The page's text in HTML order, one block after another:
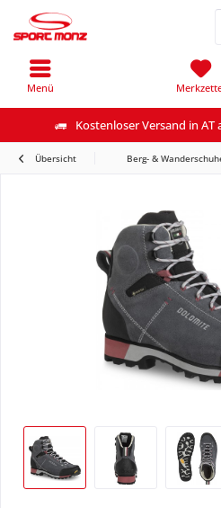
Kostenloser Versand in AT
Menü
Übersicht Berg- &